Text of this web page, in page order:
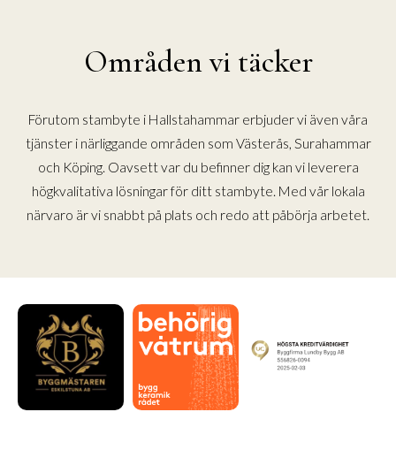
Områden vi täcker
Förutom stambyte i Hallstahammar erbjuder vi även våra
tjänster i närliggande områden som Västerås, Surahammar
och Köping. Oavsett var du befinner dig kan vi leverera
högkvalitativa lösningar för ditt stambyte. Med vår lokala
närvaro är vi snabbt på plats och redo att påbörja arbetet.